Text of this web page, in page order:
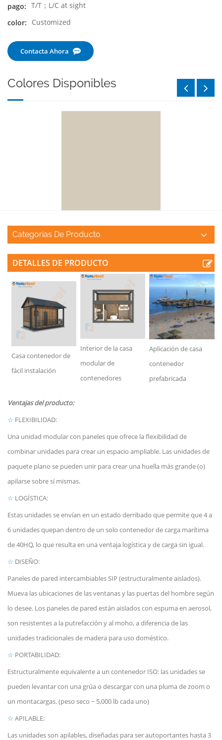
pago: T/T；L/C at sight
color:
Customized
Contacta Ahora
Colores Disponibles
Categorías De Producto
DETALLES DE PRODUCTO
Casa contenedor de
fácil instalación
Interior de la casa
modular de
contenedores
Aplicación de casa
contenedor
prefabricada
Ventajas del producto:
☆ FLEXIBILIDAD:
Una unidad modular con paneles que ofrece la flexibilidad de
combinar unidades para crear un espacio ampliable. Las unidades de
paquete plano se pueden unir para crear una huella más grande (o)
apilarse sobre sí mismas.
☆ LOGÍSTICA:
Estas unidades se envían en un estado derribado que permite que 4 a
6 unidades quepan dentro de un solo contenedor de carga marítima
de 40HQ, lo que resulta en una ventaja logística y de carga sin igual.
☆ DISEÑO:
Paneles de pared intercambiables SIP (estructuralmente aislados).
Mueva las ubicaciones de las ventanas y las puertas del hombre según
lo desee. Los paneles de pared están aislados con espuma en aerosol,
son resistentes a la putrefacción y al moho, a diferencia de las
unidades tradicionales de madera para uso doméstico.
☆ PORTABILIDAD:
Estructuralmente equivalente a un contenedor ISO: las unidades se
pueden levantar con una grúa o descargar con una pluma de zoom o
un montacargas. (peso seco ~ 5,000 lb cada uno)
☆ APILABLE:
Las unidades son apilables, diseñadas para ser autoportantes hasta 3